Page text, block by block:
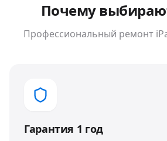
Почему
Профессиональный ремонт
Гарантия 1 год